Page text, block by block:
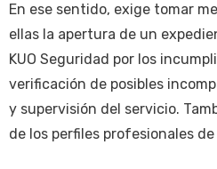
En ese sentido, exige tomar
ellas la apertura de un
KUO Seguridad por los
verificación de posibles
y supervisión del servicio.
de los perfiles profesionales